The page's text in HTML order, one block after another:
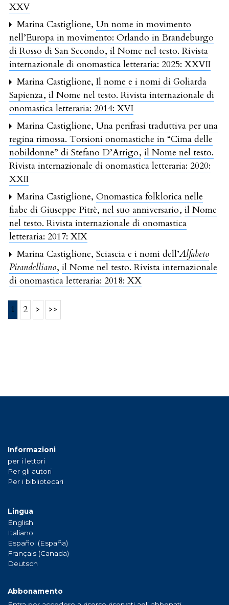
XXV
Marina Castiglione, Un nome in movimento
nell’Europa in movimento: Orlando in Brandeburgo
di Rosso di San Secondo, il Nome nel testo. Rivista
internazionale di onomastica letteraria: 2025: XXVII
Marina Castiglione, Il nome e i nomi di Goliarda
Sapienza, il Nome nel testo. Rivista internazionale di
onomastica letteraria: 2014: XVI
Marina Castiglione, Una perifrasi traduttiva per una
regina rimossa. Torsioni onomastiche in “Cima delle
nobildonne” di Stefano D’Arrigo, il Nome nel testo.
Rivista internazionale di onomastica letteraria: 2020:
XXII
Marina Castiglione, Onomastica folklorica nelle
fiabe di Giuseppe Pitrè, nel suo anniversario, il Nome
nel testo. Rivista internazionale di onomastica
letteraria: 2017: XIX
Marina Castiglione, Sciascia e i nomi dell’Alfabeto
Pirandelliano, il Nome nel testo. Rivista internazionale
di onomastica letteraria: 2018: XX
1 2 > >>
Informazioni
per i lettori
Per gli autori
Per i bibliotecari
Lingua
English
Italiano
Español (España)
Français (Canada)
Deutsch
Abbonamento